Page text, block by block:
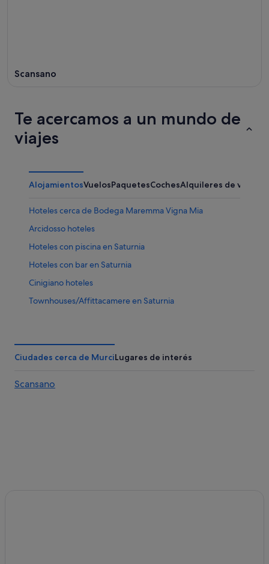
Scansano
Te acercamos a un mundo de
viajes
AlojamientosVuelosPaquetesCochesAlquileres de
Hoteles cerca de Bodega Maremma Vigna Mia
Arcidosso hoteles
Hoteles con piscina en Saturnia
Hoteles con bar en Saturnia
Cinigiano hoteles
Townhouses/Affittacamere en Saturnia
Hoteles con piscina en Pitigliano
Hoteles cerca de Terme di Saturnia
Magliano in Toscana hoteles
Ciudades cerca de MurciLugares de interés
Scansano